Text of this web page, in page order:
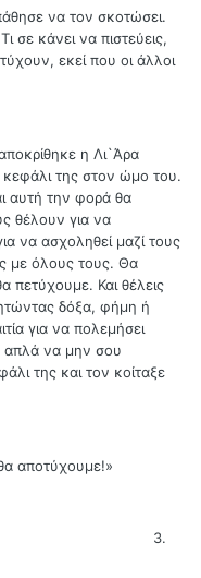
να τον σκοτώσει.
σε κάνει να πιστεύεις,
εκεί που οι άλλοι
η Λι`Άρα
της στον ώμο του.
αυτή την φορά θα
θέλουν για να
να ασχοληθεί μαζί τους
με όλους τους. Θα
πετύχουμε. Και θέλεις
δόξα, φήμη ή
για να πολεμήσει
απλά να μην σου
της και τον κοίταξε
αποτύχουμε!»